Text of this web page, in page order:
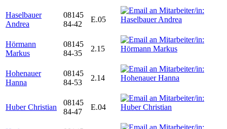
Haselbauer
Andrea
08145
84-42
E.05
Hörmann
Markus
08145
84-35
2.15
Hohenauer
Hanna
08145
84-53
2.14
Huber Christian
08145
84-47
E.04